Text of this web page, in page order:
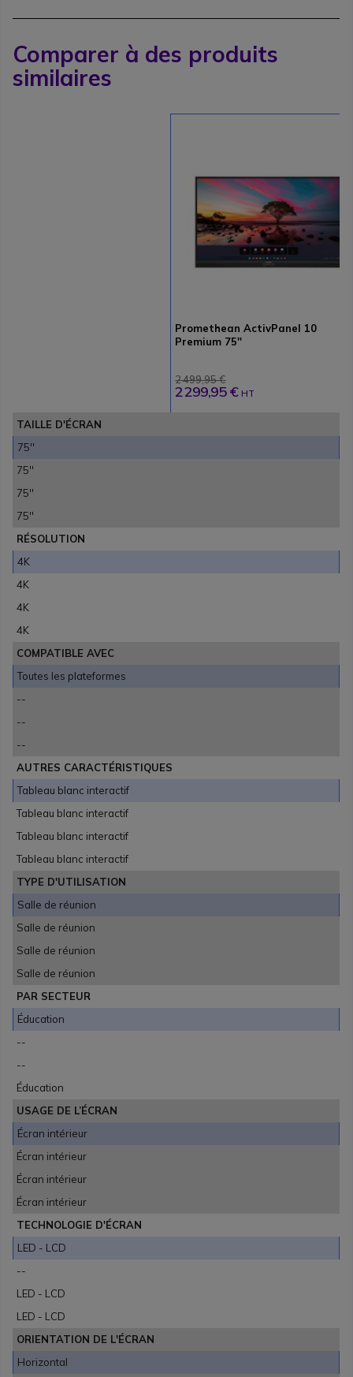
Comparer à des produits
similaires
Promethean ActivPanel 10
Premium 75''
2 499,95 €
2 299,95 € HT
TAILLE D'ÉCRAN
75''
75''
75''
75''
RÉSOLUTION
4K
4K
4K
4K
COMPATIBLE AVEC
Toutes les plateformes
--
--
--
AUTRES CARACTÉRISTIQUES
Tableau blanc interactif
Tableau blanc interactif
Tableau blanc interactif
Tableau blanc interactif
TYPE D'UTILISATION
Salle de réunion
Salle de réunion
Salle de réunion
Salle de réunion
PAR SECTEUR
Éducation
--
--
Éducation
USAGE DE L’ÉCRAN
Écran intérieur
Écran intérieur
Écran intérieur
Écran intérieur
TECHNOLOGIE D'ÉCRAN
LED - LCD
--
LED - LCD
LED - LCD
ORIENTATION DE L'ÉCRAN
Horizontal